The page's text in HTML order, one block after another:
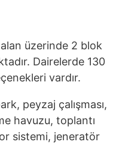
üzerinde 2 blok
Dairelerde 130
vardır.
peyzaj çalışması,
havuzu, toplantı
sistemi, jeneratör